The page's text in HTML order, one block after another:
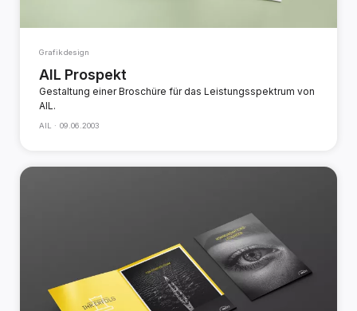
Grafikdesign
AIL Prospekt
Gestaltung einer Broschüre für das Leistungsspektrum von
AIL.
AIL · 09.06.2003